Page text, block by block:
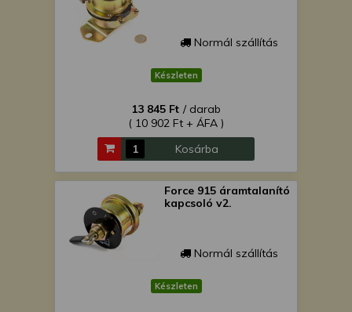
Normál szállítás
Készleten
13 845 Ft / darab
( 10 902 Ft + ÁFA )
Kosárba
Force 915 áramtalanító
kapcsoló v2.
Normál szállítás
Készleten